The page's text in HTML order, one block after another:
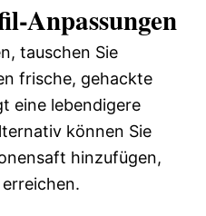
Anpassungen
tauschen Sie
frische, gehackte
eine lebendigere
können Sie
hinzufügen,